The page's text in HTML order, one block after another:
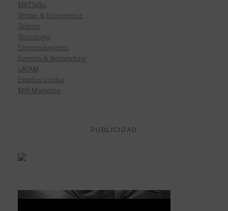
MKTTalks
Ventas & Ecommerce
Talento
Tecnología
Emprendimiento
Eventos & Networking
LATAM
Estados Unidos
MIR Magazine
PUBLICIDAD